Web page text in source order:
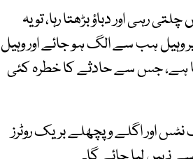
رہی اور دباؤ بڑھتا رہا، تو یہ
وہیل ہب سے الگ ہو جائے اور وہیل
ہے، جس سے حادثے کا خطرہ کئی
اور اگلے و پچھلے بریک روٹرز